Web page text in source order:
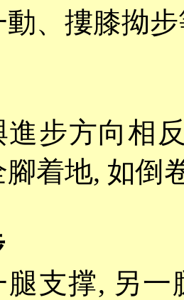
動、摟膝拗
進步方向相
着地, 如倒
腿支撑, 另一